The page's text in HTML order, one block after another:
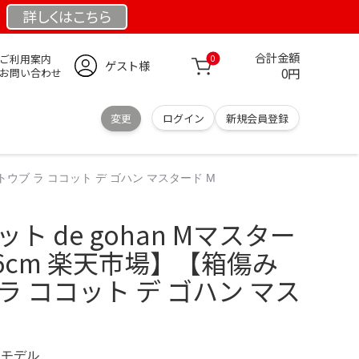
詳しくはこちら
利用案内
問い合わせ
ゲスト様 0 合計金額
0円
変更 ログイン 新規会員登録
ブ ラ ココット デ ゴハン マスタード M
ト de gohan Mマスター
楽天市場】【箱傷み
ココット デ ゴハン マス
デル